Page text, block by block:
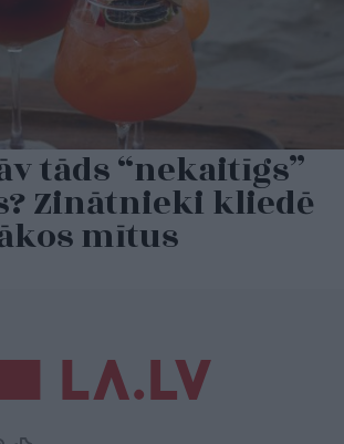
tāds “nekaitīgs”
Zinātnieki kliedē
mītus